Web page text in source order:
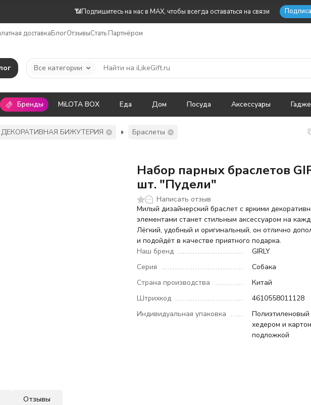
📶Подпишитесь на нас в MAX, чтобы всегда оставаться на связи
доставкаБлогОтзывыСтать Партнёром
Все категории
Бренды MiLOTA BOX Еда Дом Посуда Аксессуары
ДЕКОРАТИВНАЯ БИЖУТЕРИЯ Браслеты
Набор парных браслетов
шт. "Пудели"
Написать отзыв
Милый дизайнерский браслет с яркими
элементами станет стильным аксессуаром на
Лёгкий, удобный и оригинальный, он отлично
и подойдёт в качестве приятного подарка.
Наш бренд
GIRLY
Серия
Собака
Страна производства
Китай
Штрихкод
4610558011128
Индивидуальная упаковка
Полиэтиленовый
хедером и
подложкой
Отзывы